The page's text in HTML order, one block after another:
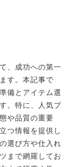
、成功への第一
す。本記事で
備とアイテム選
。特に、人気ブ
や品質の重要
つ情報を提供し
選び方や仕入れ
まで網羅してお